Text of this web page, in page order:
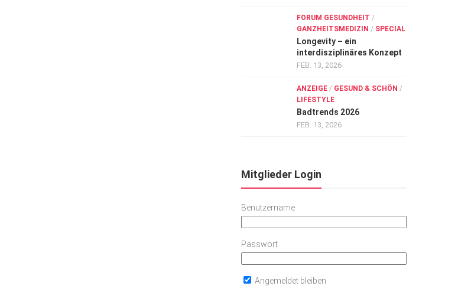
FORUM GESUNDHEIT /
GANZHEITSMEDIZIN / SPECIAL
Longevity – ein
interdisziplinäres Konzept
FEB. 13, 2026
ANZEIGE / GESUND & SCHÖN /
LIFESTYLE
Badtrends 2026
FEB. 13, 2026
Mitglieder Login
Benutzername
Passwort
Angemeldet bleiben